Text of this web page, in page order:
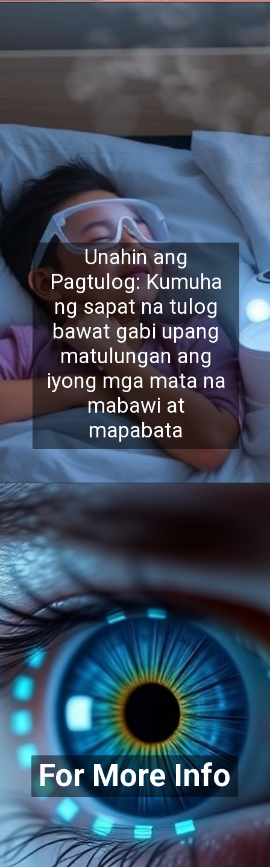
Unahin ang
Pagtulog: Kumuha
ng sapat na tulog
bawat gabi upang
matulungan ang
iyong mga mata na
mabawi at
mapabata
For More Info